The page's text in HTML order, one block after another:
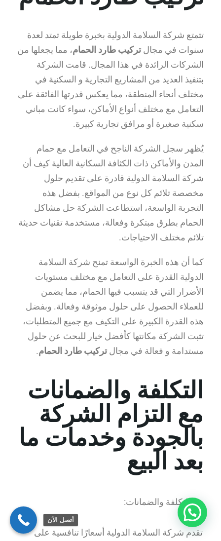
تتمتع شركة السلامة الدولية بخبرة طويلة تمتد لعدة
سنوات في مجال تركيب طارد الحمام، مما يجعلها من
الشركات الرائدة في هذا المجال. قامت الشركة
بتنفيذ العديد من المشاريع التجارية و السكنية في
مختلف أنحاء المنطقة، مما يعكس قدرتها الفائقة على
التعامل مع مختلف أنواع الأماكن، سواء كانت مباني
سكنية صغيرة أو مرافق تجارية كبيرة.
يُظهر سجل الشركة الناجح في التعامل مع حمام
المدن والأماكن ذات الكثافة السكانية العالية كيف أن
شركة السلامة الدولية قادرة على تقديم حلول
مخصصة تلائم كل نوع من المواقع. بفضل هذه
التجربة الواسعة، استطاعت الشركة حل مشاكل
الحمام بطرق مبتكرة وفعالة، مستخدمة تقنيات حديثة
تلائم مختلف الاحتياجات.
كما أن هذه الخبرة الواسعة تمنح شركة السلامة
الدولية القدرة على التعامل مع مختلف مستويات
الأضرار التي قد يتسبب فيها الحمام، مما يضمن
للعملاء الحصول على حلول موثوقة وفعالة. وبفضل
هذه القدرة الكبيرة على التكيف مع جميع المتطلبات،
تثبت الشركة مكانتها كأفضل خيار للبحث عن حلول
مستدامة و فعالة في مجال تركيب طارد الحمام.
التكلفة والضمانات
مع التزام الشركة
بالجودة وخدمات ما
بعد البيع
التكلفة والضمانات:
تقدم شركة السلامة الدولية أسعارًا تنافسية على
أتصل الآن